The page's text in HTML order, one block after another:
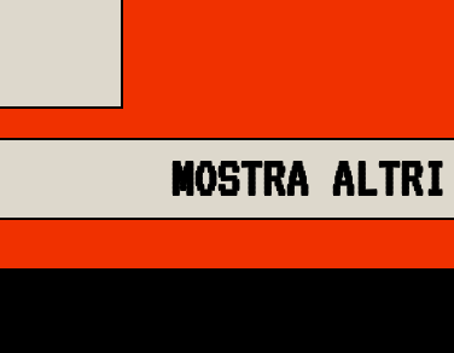
MOSTRA